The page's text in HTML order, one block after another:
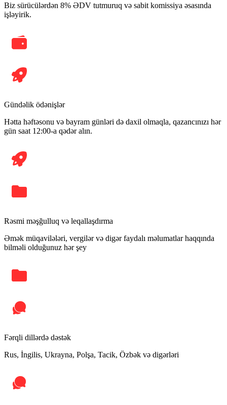
Biz sürücülərdən 8% ƏDV tutmuruq və sabit komissiya əsasında
işləyirik.
Gündəlik ödənişlər
Hətta həftəsonu və bayram günləri də daxil olmaqla, qazancınızı hər
gün saat 12:00-a qədər alın.
Rəsmi məşğulluq və leqallaşdırma
Əmək müqavilələri, vergilər və digər faydalı məlumatlar haqqında
bilməli olduğunuz hər şey
Fərqli dillərdə dəstək
Rus, İngilis, Ukrayna, Polşa, Tacik, Özbək və digərləri